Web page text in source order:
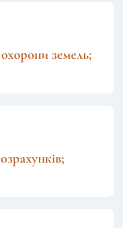
земель;